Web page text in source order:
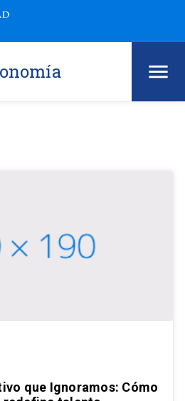
que Ignoramos: Cómo